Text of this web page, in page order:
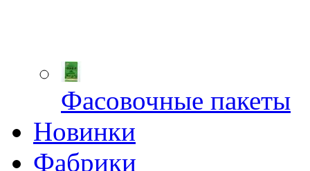
Фасовочные пакеты
Новинки
Фабрики